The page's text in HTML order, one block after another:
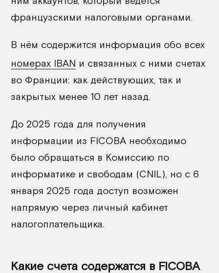
французскими налоговыми органами.
В нём содержится информация обо всех
номерах IBAN и связанных с ними счетах
во Франции: как действующих, так и
закрытых менее 10 лет назад.
До 2025 года для получения
информации из FICOBA необходимо
было обращаться в Комиссию по
информатике и свободам (CNIL), но с 6
января 2025 года доступ возможен
напрямую через личный кабинет
налогоплательщика.
Какие счета содержатся в FICOBA